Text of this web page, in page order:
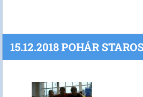
15.12.2018 POHÁR